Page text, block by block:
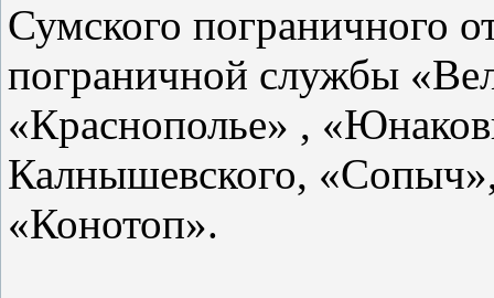
Сумского пограничного
пограничной службы
«Краснополье» ,
Калнышевского,
«Конотоп».